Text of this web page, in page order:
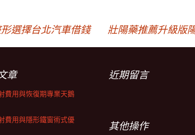
選擇台北汽車借錢 壯陽藥推薦升級版
章
費用與恢復期專業天鵝
費用與隱形鐵窗術式優
近期留言
其他操作